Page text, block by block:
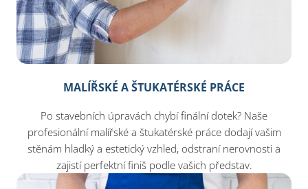
MALÍŘSKÉ A ŠTUKATÉRSKÉ PRÁCE
Po stavebních úpravách chybí finální dotek? Naše
profesionální malířské a štukatérské práce dodají vašim
stěnám hladký a estetický vzhled, odstraní nerovnosti a
zajistí perfektní finiš podle vašich představ.